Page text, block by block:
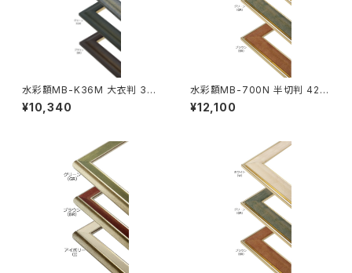
水彩額MB-K36M 大衣判 393
×508ミリ
¥10,340
水彩額MB-700N 半切判 423
×545ミリ
¥12,100